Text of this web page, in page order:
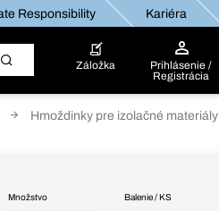
Responsibility Kariéra
Záložka
Prihlásenie /
Registrácia
Hmoždinky pre izolačné materiály
Balenie / KS
Množstvo